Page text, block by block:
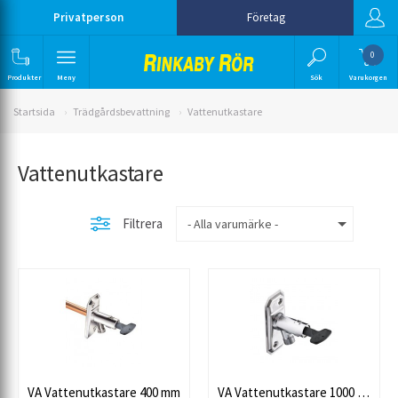
Privatperson Företag
Produkter Meny Sök
0
Varukorgen
Startsida Trädgårdsbevattning Vattenutkastare
Vattenutkastare
Filtrera
VA Vattenutkastare 400 mm VA Vattenutkastare 1000 mm